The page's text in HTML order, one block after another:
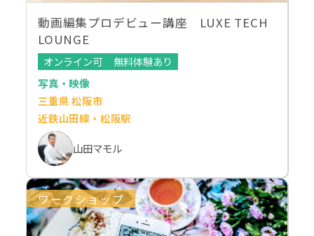
動画編集プロデビュー講座 LUXE TECH
LOUNGE
オンライン可
無料体験あり
写真・映像
三重県 松阪市
近鉄山田線・松阪駅
山田マモル
ワークショップ